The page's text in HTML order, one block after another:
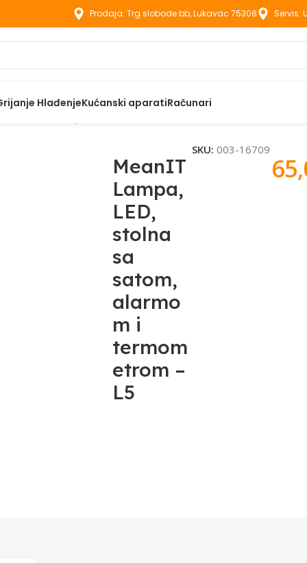
Prodaja: Trg slobode bb, Lukavac 75308 Servis:
HlađenjeKućanski aparatiRačunari
MeanIT
Lampa,
LED,
stolna
sa
satom,
alarmo
m i
termom
etrom –
L5
SKU:003-16709